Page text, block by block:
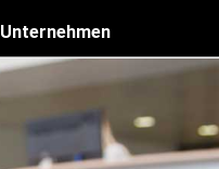
Unternehmen